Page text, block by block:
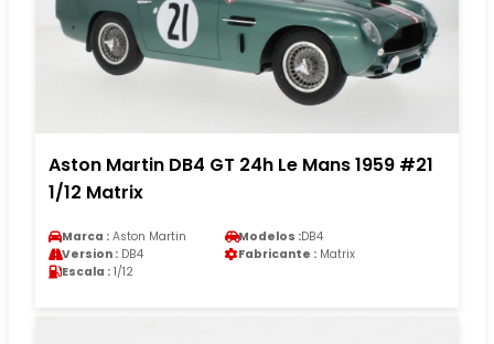
Aston Martin DB4 GT 24h Le Mans 1959 #21
1/12 Matrix
Marca : Aston Martin Modelos :DB4
Version : DB4 Fabricante : Matrix
Escala : 1/12